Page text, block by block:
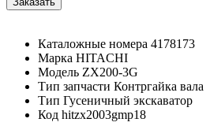
Каталожные номера 4178173
Марка HITACHI
Модель ZX200-3G
Тип запчасти Контргайка вала
Тип Гусеничный экскаватор
Код hitzx2003gmp18